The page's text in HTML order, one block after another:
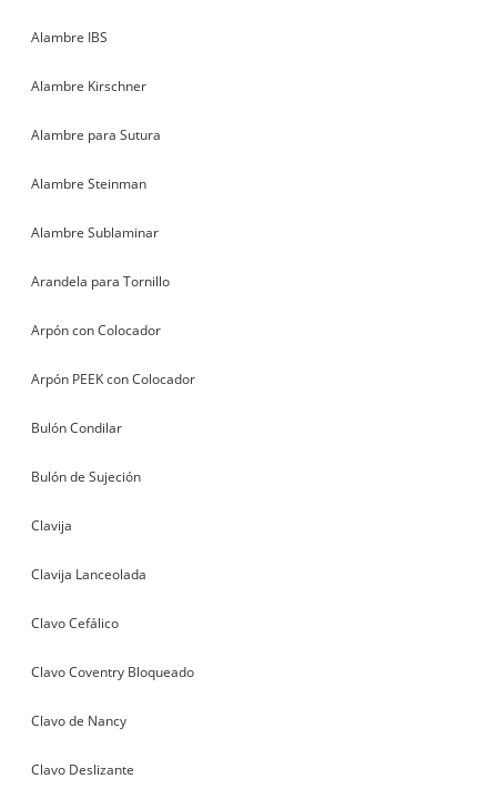
Alambre IBS
Alambre Kirschner
Alambre para Sutura
Alambre Steinman
Alambre Sublaminar
Arandela para Tornillo
Arpón con Colocador
Arpón PEEK con Colocador
Bulón Condilar
Bulón de Sujeción
Clavija
Clavija Lanceolada
Clavo Cefálico
Clavo Coventry Bloqueado
Clavo de Nancy
Clavo Deslizante